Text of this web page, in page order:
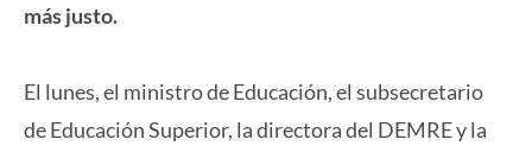
más justo.
El lunes, el ministro de Educación, el subsecretario
de Educación Superior, la directora del DEMRE y la